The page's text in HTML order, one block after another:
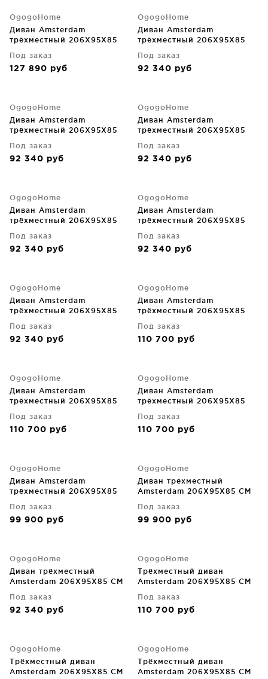
OgogoHome
Диван Amsterdam
трёхместный 206X95X85
Под заказ
127 890 руб
OgogoHome
Диван Amsterdam
трёхместный 206X95X85
Под заказ
92 340 руб
OgogoHome
Диван Amsterdam
трёхместный 206X95X85
Под заказ
92 340 руб
OgogoHome
Диван Amsterdam
трёхместный 206X95X85
Под заказ
92 340 руб
OgogoHome
Диван Amsterdam
трёхместный 206X95X85
Под заказ
92 340 руб
OgogoHome
Диван Amsterdam
трёхместный 206X95X85
Под заказ
92 340 руб
OgogoHome
Диван Amsterdam
трёхместный 206X95X85
Под заказ
92 340 руб
OgogoHome
Диван Amsterdam
трёхместный 206X95X85
Под заказ
110 700 руб
OgogoHome
Диван Amsterdam
трёхместный 206X95X85
Под заказ
110 700 руб
OgogoHome
Диван Amsterdam
трёхместный 206X95X85
Под заказ
110 700 руб
OgogoHome
Диван Amsterdam
трёхместный 206X95X85
Под заказ
99 900 руб
OgogoHome
Диван трёхместный
Amsterdam 206X95X85 CM
Под заказ
99 900 руб
OgogoHome
Диван трёхместный
Amsterdam 206X95X85 CM
Под заказ
92 340 руб
OgogoHome
Трёхместный диван
Amsterdam 206X95X85 CM
Под заказ
110 700 руб
OgogoHome
Трёхместный диван
Amsterdam 206X95X85 CM
OgogoHome
Трёхместный диван
Amsterdam 206X95X85 CM